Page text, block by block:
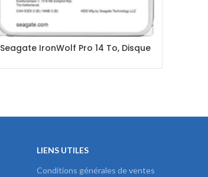
Seagate IronWolf Pro 14 To, Disque
LIENS UTILES
Conditions générales de ventes